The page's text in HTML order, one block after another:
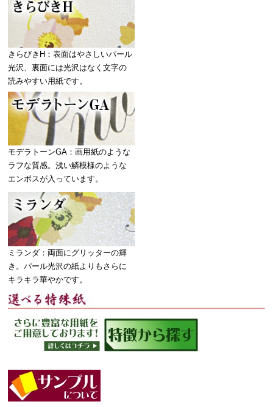
きらびきH：表面はやさしいパール
光沢、裏面には光沢はなく文字の
読みやすい用紙です。
モデラトーンGA：画用紙のような
ラフな質感。浅い鱗模様のような
エンボスが入っています。
ミランダ：両面にグリッターの輝
き。パール光沢の紙よりもさらに
キラキラ華やかです。